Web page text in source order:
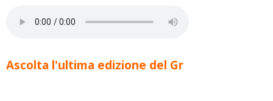
Ascolta l'ultima edizione del Gr